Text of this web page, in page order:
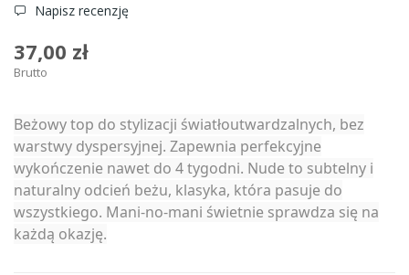
Napisz recenzję
37,00 zł
Brutto
Beżowy top do stylizacji światłoutwardzalnych, bez
warstwy dyspersyjnej. Zapewnia perfekcyjne
wykończenie nawet do 4 tygodni. Nude to subtelny i
naturalny odcień beżu, klasyka, która pasuje do
wszystkiego. Mani-no-mani świetnie sprawdza się na
każdą okazję.